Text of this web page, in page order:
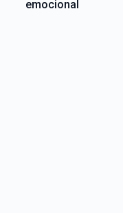
emocional